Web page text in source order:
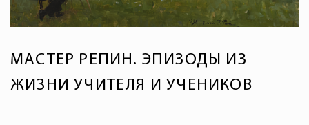
МАСТЕР РЕПИН. ЭПИЗОДЫ ИЗ
ЖИЗНИ УЧИТЕЛЯ И УЧЕНИКОВ